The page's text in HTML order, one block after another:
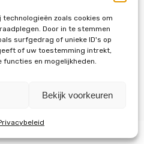
zoals cookies om
Door in te stemmen
surfgedrag of unieke ID's op
of uw toestemming intrekt,
functies en mogelijkheden.
Bekijk voorkeuren